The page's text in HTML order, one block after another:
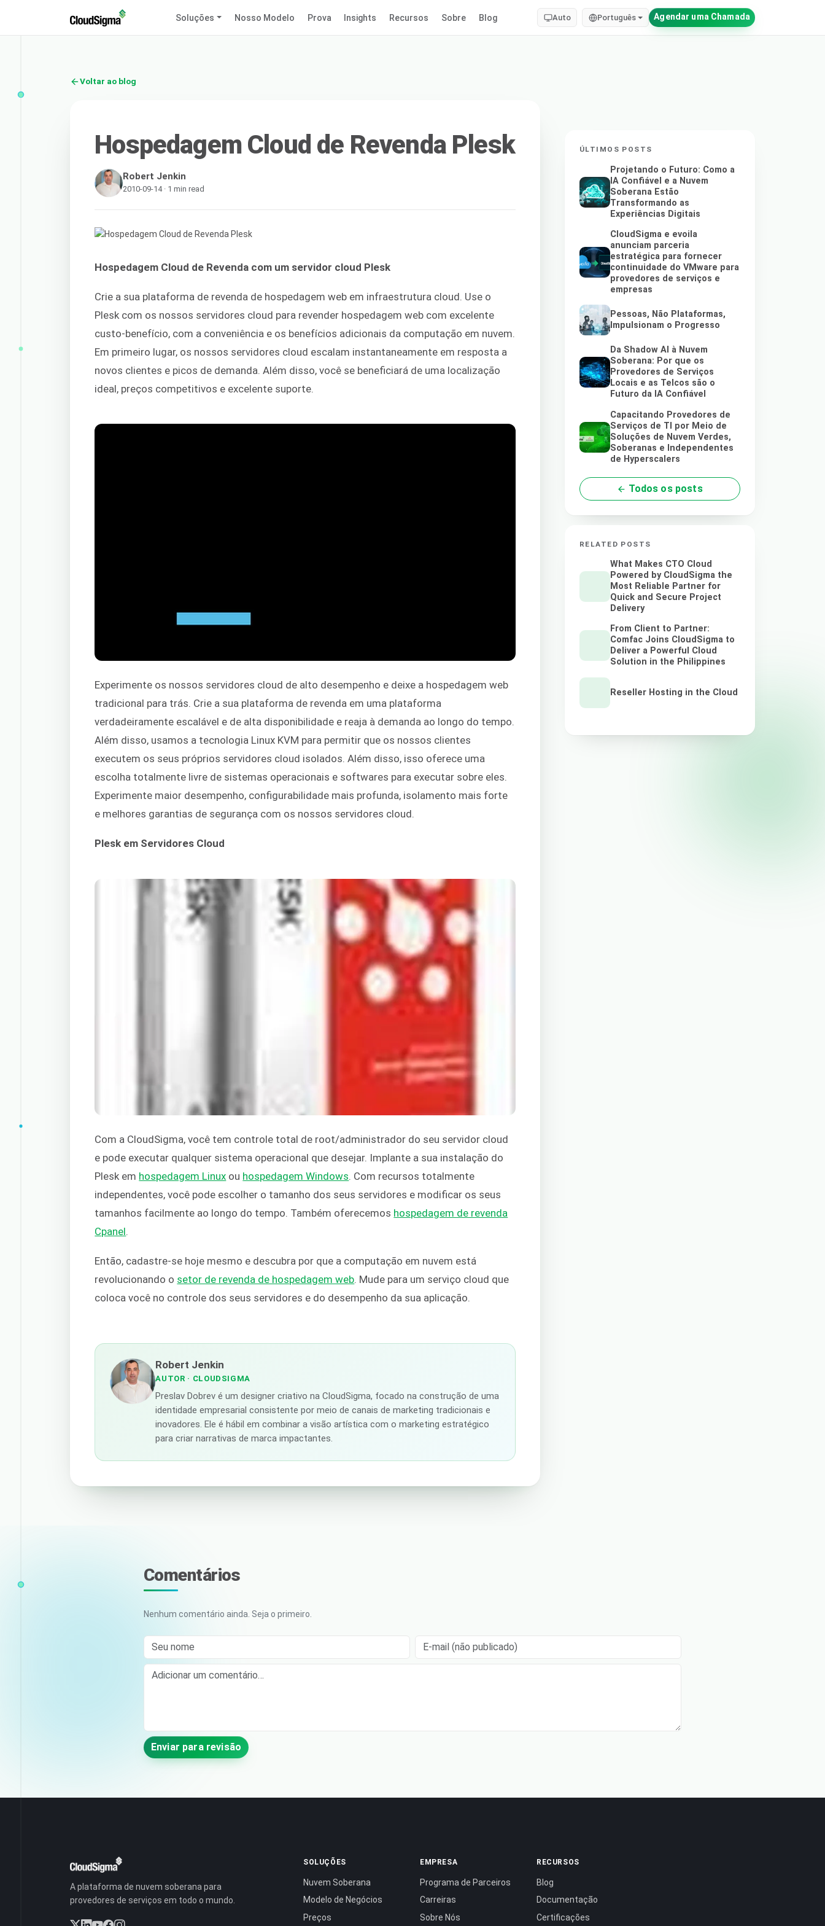
Soluções Nosso Modelo Prova Insights Recursos Sobre Blog Auto Português Agendar uma Chamada
Voltar ao blog
Hospedagem Cloud de Revenda Plesk
Robert Jenkin
2010-09-14 · 1 min read
Hospedagem Cloud de Revenda com um servidor cloud Plesk
Crie a sua plataforma de revenda de hospedagem web em infraestrutura cloud. Use o
Plesk com os nossos servidores cloud para revender hospedagem web com excelente
custo-benefício, com a conveniência e os benefícios adicionais da computação em nuvem.
Em primeiro lugar, os nossos servidores cloud escalam instantaneamente em resposta a
novos clientes e picos de demanda. Além disso, você se beneficiará de uma localização
ideal, preços competitivos e excelente suporte.
Experimente os nossos servidores cloud de alto desempenho e deixe a hospedagem web
tradicional para trás. Crie a sua plataforma de revenda em uma plataforma
verdadeiramente escalável e de alta disponibilidade e reaja à demanda ao longo do tempo.
Além disso, usamos a tecnologia Linux KVM para permitir que os nossos clientes
executem os seus próprios servidores cloud isolados. Além disso, isso oferece uma
escolha totalmente livre de sistemas operacionais e softwares para executar sobre eles.
Experimente maior desempenho, configurabilidade mais profunda, isolamento mais forte
e melhores garantias de segurança com os nossos servidores cloud.
Plesk em Servidores Cloud
Com a CloudSigma, você tem controle total de root/administrador do seu servidor cloud
e pode executar qualquer sistema operacional que desejar. Implante a sua instalação do
Plesk em hospedagem Linux ou hospedagem Windows. Com recursos totalmente
independentes, você pode escolher o tamanho dos seus servidores e modificar os seus
tamanhos facilmente ao longo do tempo. Também oferecemos hospedagem de revenda
Cpanel.
Então, cadastre-se hoje mesmo e descubra por que a computação em nuvem está
revolucionando o setor de revenda de hospedagem web. Mude para um serviço cloud que
coloca você no controle dos seus servidores e do desempenho da sua aplicação.
Robert Jenkin
AUTOR · CLOUDSIGMA
Preslav Dobrev é um designer criativo na CloudSigma, focado na construção de uma
identidade empresarial consistente por meio de canais de marketing tradicionais e
inovadores. Ele é hábil em combinar a visão artística com o marketing estratégico
para criar narrativas de marca impactantes.
ÚLTIMOS POSTS
Projetando o Futuro: Como a
IA Confiável e a Nuvem
Soberana Estão
Transformando as
Experiências Digitais
CloudSigma e evoila
anunciam parceria
estratégica para fornecer
continuidade do VMware para
provedores de serviços e
empresas
Pessoas, Não Plataformas,
Impulsionam o Progresso
Da Shadow AI à Nuvem
Soberana: Por que os
Provedores de Serviços
Locais e as Telcos são o
Futuro da IA Confiável
Capacitando Provedores de
Serviços de TI por Meio de
Soluções de Nuvem Verdes,
Soberanas e Independentes
de Hyperscalers
Todos os posts
RELATED POSTS
What Makes CTO Cloud
Powered by CloudSigma the
Most Reliable Partner for
Quick and Secure Project
Delivery
From Client to Partner:
Comfac Joins CloudSigma to
Deliver a Powerful Cloud
Solution in the Philippines
Reseller Hosting in the Cloud
Comentários
Nenhum comentário ainda. Seja o primeiro.
Seu nome E-mail (não publicado)
Comment
Enviar para revisão
A plataforma de nuvem soberana para
provedores de serviços em todo o mundo.
SOLUÇÕES
Nuvem Soberana
Modelo de Negócios
Preços
EMPRESA
Programa de Parceiros
Carreiras
Sobre Nós
RECURSOS
Blog
Documentação
Certificações